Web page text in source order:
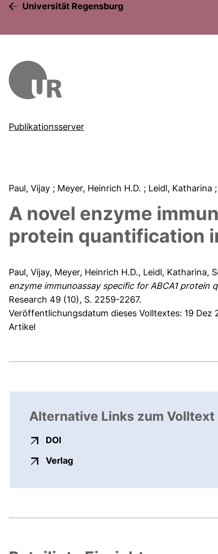
Universität Regensburg
Publikationsserver
Paul, Vijay ; Meyer, Heinrich H.D. ; Leidl, Katharina
A novel enzyme
protein quantification
Paul, Vijay, Meyer, Heinrich H.D., Leidl, Katharina,
enzyme immunoassay specific for ABCA1 protein
Research 49 (10), S. 2259-2267.
Veröffentlichungsdatum dieses Volltextes: 19 Dez
Artikel
Alternative Links zum Volltext
DOI
Verlagexterner Link, öffnet neues